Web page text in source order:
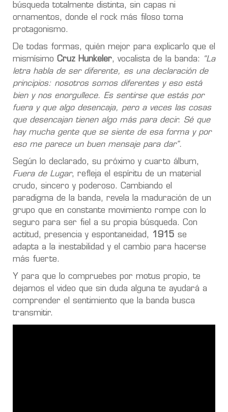
búsqueda totalmente distinta, sin capas ni
ornamentos, donde el rock más filoso toma
protagonismo.
De todas formas, quién mejor para explicarlo que el
mismísimo Cruz Hunkeler, vocalista de la banda:
“La
letra habla de ser diferente, es una declaración de
principios: nosotros somos diferentes y eso está
bien y nos enorgullece. Es sentirse que estás por
fuera y que algo desencaja, pero a veces las cosas
que desencajan tienen algo más para decir. Sé que
hay mucha gente que se siente de esa forma y por
eso me parece un buen mensaje para dar”.
Según lo declarado, su próximo y cuarto álbum,
Fuera de Lugar, refleja el espíritu de un material
crudo, sincero y poderoso. Cambiando el
paradigma de la banda, revela la maduración de un
grupo que en constante movimiento rompe con lo
seguro para ser fiel a su propia búsqueda. Con
actitud, presencia y espontaneidad,
1915 se
adapta a la inestabilidad y el cambio para hacerse
más fuerte.
Y para que lo compruebes por motus propio, te
dejamos el video que sin duda alguna te ayudará a
comprender el sentimiento que la banda busca
transmitir.